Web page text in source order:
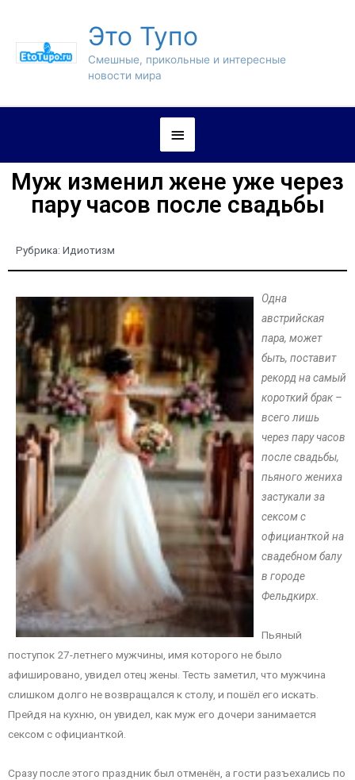
Это Тупо
Смешные, прикольные и интересные
новости мира
Муж изменил жене уже через
пару часов после свадьбы
Рубрика: Идиотизм
Одна
австрийская
пара, может
быть, поставит
рекорд на самый
короткий брак –
всего лишь
через пару часов
после свадьбы,
пьяного жениха
застукали за
сексом с
официанткой на
свадебном балу
в городе
Фельдкирх.
Пьяный
поступок 27-летнего мужчины, имя которого не было
афишировано, увидел отец жены. Тесть заметил, что мужчина
слишком долго не возвращался к столу, и пошёл его искать.
Прейдя на кухню, он увидел, как муж его дочери занимается
сексом с официанткой.
Сразу после этого праздник был отменён, а гости разъехались по